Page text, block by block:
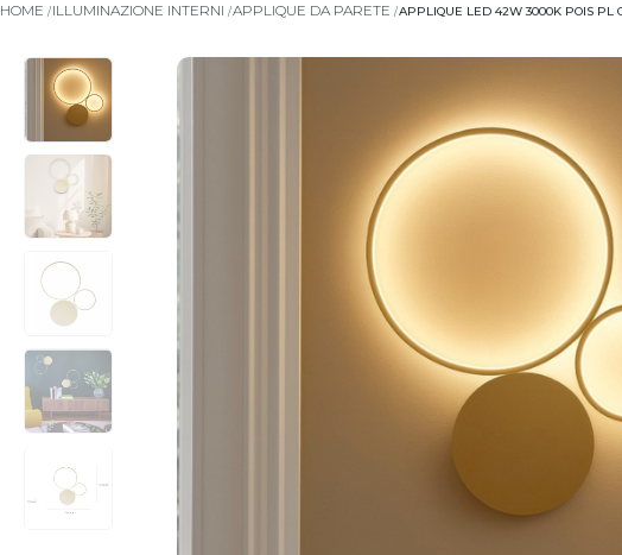
HOME ILLUMINAZIONE INTERNI APPLIQUE DA PARETE APPLIQUE LED 42W 3000K POIS PL